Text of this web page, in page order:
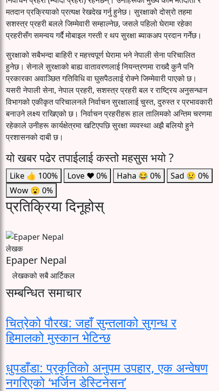
मतदान प्रक्रियाको प्रत्यक्ष रेखदेख गर्नु हुनेछ। सुरक्षाको दोस्रो तहमा
सशस्त्र प्रहरी बलले जिम्मेवारी सम्हाल्नेछ, जसले पहिलो घेरामा रहेका
प्रहरीसँग समन्वय गर्दै मोबाइल गस्ती र थप सुरक्षा ब्याकअप प्रदान गर्नेछ।
सुरक्षाको सबैभन्दा बाहिरी र महत्त्वपूर्ण घेरामा भने नेपाली सेना परिचालित
हुनेछ। सेनाले सुरक्षाको बाह्य वातावरणलाई नियन्त्रणमा राख्दै कुनै पनि
प्रकारका अवाञ्छित गतिविधि वा घुसपैठलाई रोक्ने जिम्मेवारी पाएको छ।
यसरी नेपाली सेना, नेपाल प्रहरी, सशस्त्र प्रहरी बल र राष्ट्रिय अनुसन्धान
विभागको एकीकृत परिचालनले निर्वाचन सुरक्षालाई चुस्त, दुरुस्त र प्रभावकारी
बनाउने लक्ष्य राखिएको छ। निर्वाचन प्रहरीहरू हाल तालिमको अन्तिम चरणमा
रहेकाले उनीहरू कार्यक्षेत्रमा खटिएपछि सुरक्षा व्यवस्था अझै बलियो हुने
प्रशासनको दाबी छ।
यो खबर पढेर तपाईलाई कस्तो महसुस भयो ?
Like 👍 100% Love ❤️ 0% Haha 😂0% Sad 😢 0%
Wow 😮 0%
प्रतिक्रिया दिनूहोस्
लेखक
Epaper Nepal
लेखकको सबै आर्टिकल
सम्बन्धित समाचार
चित्रेको पौरख: जहाँ सुन्तलाको सुगन्ध र
हिमालको मुस्कान भेटिन्छ
धुपडाँडा: प्रकृतिको अनुपम उपहार, एक अन्वेषण
नगरिएको ‘भर्जिन डेस्टिनेसन’